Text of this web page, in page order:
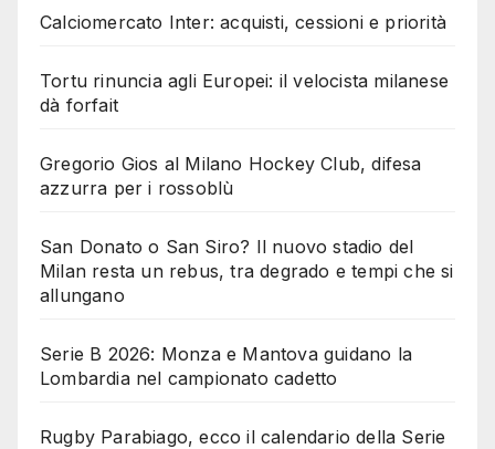
Calciomercato Inter: acquisti, cessioni e priorità
Tortu rinuncia agli Europei: il velocista milanese
dà forfait
Gregorio Gios al Milano Hockey Club, difesa
azzurra per i rossoblù
San Donato o San Siro? Il nuovo stadio del
Milan resta un rebus, tra degrado e tempi che si
allungano
Serie B 2026: Monza e Mantova guidano la
Lombardia nel campionato cadetto
Rugby Parabiago, ecco il calendario della Serie